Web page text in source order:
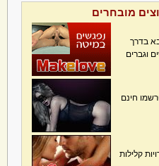
מובחרים
בדרך
וגברים
חינם
קלילות